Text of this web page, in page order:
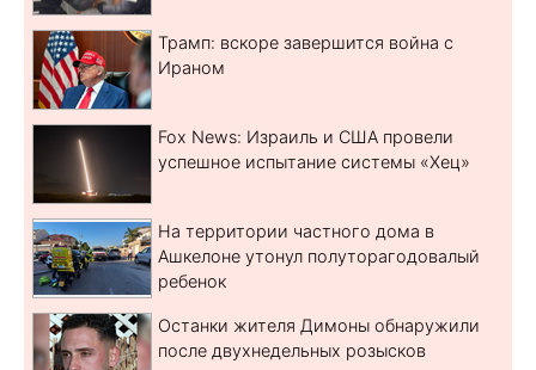
Трамп: вскоре завершится война с
Ираном
Fox News: Израиль и США провели
успешное испытание системы «Хец»
На территории частного дома в
Ашкелоне утонул полуторагодовалый
ребенок
Останки жителя Димоны обнаружили
после двухнедельных розысков